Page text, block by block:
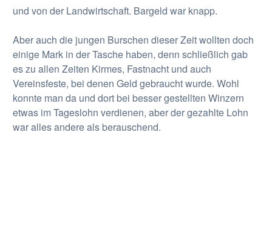
und von der Landwirtschaft. Bargeld war knapp.
Aber auch die jungen Burschen dieser Zeit wollten doch
einige Mark in der Tasche haben, denn schließlich gab
es zu allen Zeiten Kirmes, Fastnacht und auch
Vereinsfeste, bei denen Geld gebraucht wurde. Wohl
konnte man da und dort bei besser gestellten Winzern
etwas im Tageslohn verdienen, aber der gezahlte Lohn
war alles andere als berauschend.